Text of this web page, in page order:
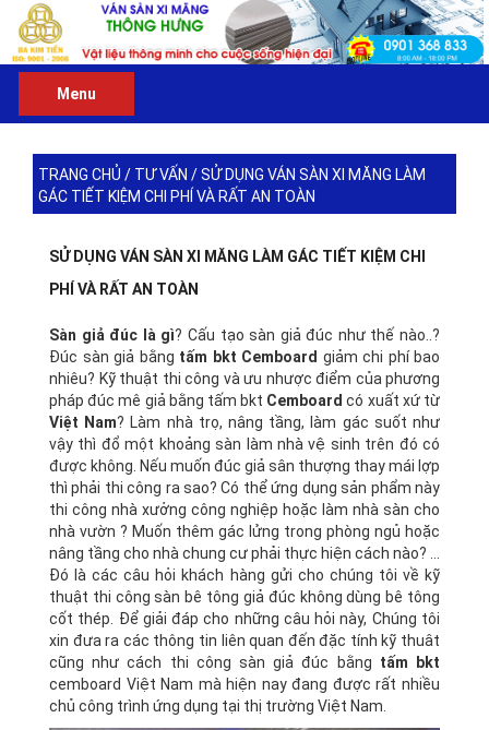
Menu
TRANG CHỦ / TƯ VẤN /SỬ DỤNG VÁN SÀN XI MĂNG LÀM
GÁC TIẾT KIỆM CHI PHÍ VÀ RẤT AN TOÀN
SỬ DỤNG VÁN SÀN XI MĂNG LÀM GÁC TIẾT KIỆM CHI
PHÍ VÀ RẤT AN TOÀN
Sàn giả đúc là gì? Cấu tạo sàn giả đúc như thế nào..?
Đúc sàn giả bằng tấm bkt Cemboard giảm chi phí bao
nhiêu? Kỹ thuật thi công và ưu nhược điểm của phương
pháp đúc mê giả bằng tấm bkt Cemboard có xuất xứ từ
Việt Nam? Làm nhà trọ, nâng tầng, làm gác suốt như
vậy thì đổ một khoảng sàn làm nhà vệ sinh trên đó có
được không. Nếu muốn đúc giả sân thượng thay mái lợp
thì phải thi công ra sao? Có thể ứng dụng sản phẩm này
thi công nhà xưởng công nghiệp hoặc làm nhà sàn cho
nhà vườn ? Muốn thêm gác lửng trong phòng ngủ hoặc
nâng tầng cho nhà chung cư phải thực hiện cách nào? ...
Ðó là các câu hỏi khách hàng gửi cho chúng tôi về kỹ
thuật thi công sàn bê tông giả đúc không dùng bê tông
cốt thép. Để giải đáp cho những câu hỏi này, Chúng tôi
xin đưa ra các thông tin liên quan đến đặc tính kỹ thuât
cũng như cách thi công sàn giả đúc bằng tấm bkt
cemboard Việt Nam mà hiện nay đang được rất nhiều
chủ công trình ứng dụng tại thị trường Việt Nam.